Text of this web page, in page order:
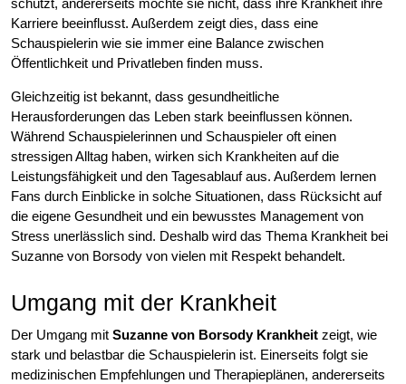
schützt, andererseits möchte sie nicht, dass ihre Krankheit ihre
Karriere beeinflusst. Außerdem zeigt dies, dass eine
Schauspielerin wie sie immer eine Balance zwischen
Öffentlichkeit und Privatleben finden muss.
Gleichzeitig ist bekannt, dass gesundheitliche
Herausforderungen das Leben stark beeinflussen können.
Während Schauspielerinnen und Schauspieler oft einen
stressigen Alltag haben, wirken sich Krankheiten auf die
Leistungsfähigkeit und den Tagesablauf aus. Außerdem lernen
Fans durch Einblicke in solche Situationen, dass Rücksicht auf
die eigene Gesundheit und ein bewusstes Management von
Stress unerlässlich sind. Deshalb wird das Thema Krankheit bei
Suzanne von Borsody von vielen mit Respekt behandelt.
Umgang mit der Krankheit
Der Umgang mit Suzanne von Borsody Krankheit zeigt, wie
stark und belastbar die Schauspielerin ist. Einerseits folgt sie
medizinischen Empfehlungen und Therapieplänen, andererseits